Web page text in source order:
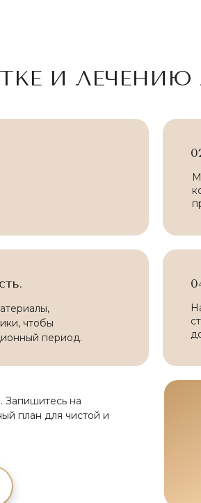
И ЛЕЧЕНИЮ
Запишитесь на
план для чистой и
чтобы
период.